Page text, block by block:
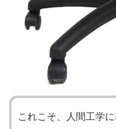
これこそ、人間工学